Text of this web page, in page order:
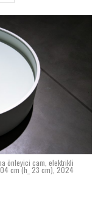
önleyici cam, elektrikli
cm (h_ 23 cm), 2024